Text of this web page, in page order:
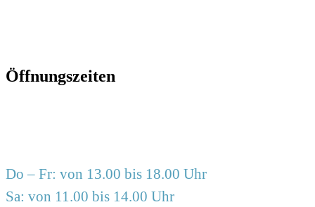
Öffnungszeiten
Do – Fr: von 13.00 bis 18.00 Uhr
Sa: von 11.00 bis 14.00 Uhr